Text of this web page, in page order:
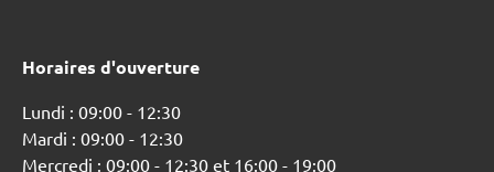
Horaires d'ouverture
Lundi : 09:00 - 12:30
Mardi : 09:00 - 12:30
Mercredi : 09:00 - 12:30 et 16:00 - 19:00